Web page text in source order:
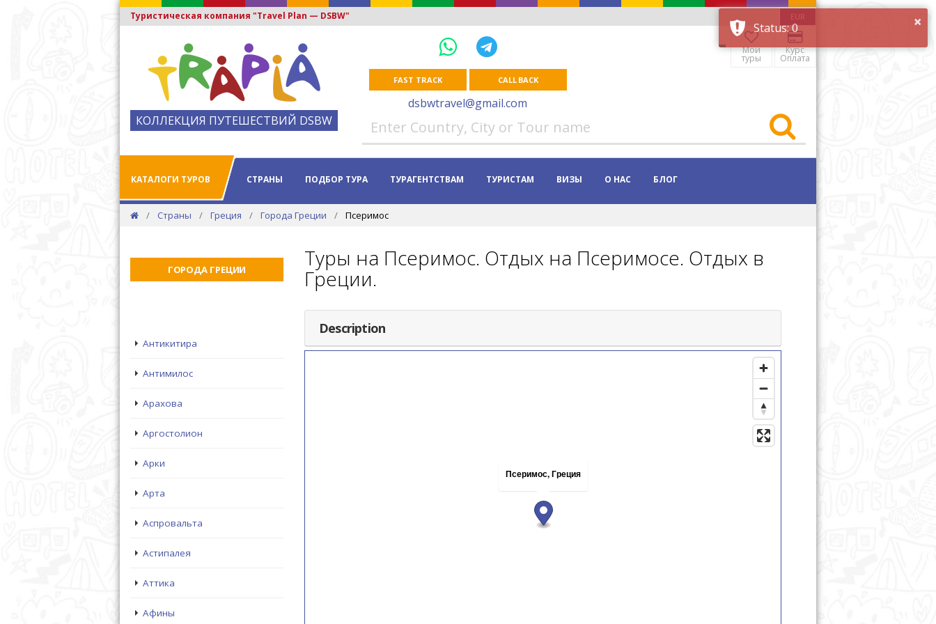
Туристическая компания "Travel Plan — DSBW" EUR
КОЛЛЕКЦИЯ ПУТЕШЕСТВИЙ DSBW
FAST TRACK CALL BACK
dsbwtravel@gmail.com
Мои
туры
Курс
Оплата
КАТАЛОГИ ТУРОВ СТРАНЫ ПОДБОР ТУРА ТУРАГЕНТСТВАМ ТУРИСТАМ ВИЗЫ О НАС БЛОГ
Страны Греция Города Греции Псеримос
ГОРОДА ГРЕЦИИ
Антикитира
Антимилос
Арахова
Аргостолион
Арки
Арта
Аспровальта
Астипалея
Аттика
Афины
Туры на Псеримос. Отдых на Псеримосе. Отдых в
Греции.
Description
Псеримос, Греция